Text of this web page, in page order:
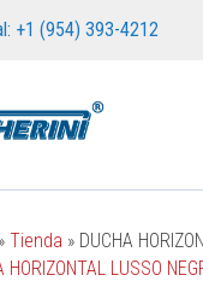
+1 (954) 393-4212
» Tienda » DUCHA